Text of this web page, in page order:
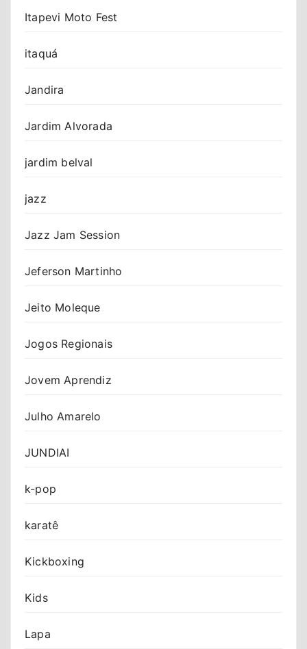
Itapevi Moto Fest
itaquá
Jandira
Jardim Alvorada
jardim belval
jazz
Jazz Jam Session
Jeferson Martinho
Jeito Moleque
Jogos Regionais
Jovem Aprendiz
Julho Amarelo
JUNDIAI
k-pop
karatê
Kickboxing
Kids
Lapa